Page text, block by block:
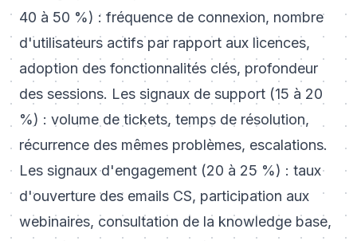
40 à 50 %) : fréquence de connexion, nombre
d'utilisateurs actifs par rapport aux licences,
adoption des fonctionnalités clés, profondeur
des sessions. Les signaux de support (15 à 20
%) : volume de tickets, temps de résolution,
récurrence des mêmes problèmes, escalations.
Les signaux d'engagement (20 à 25 %) : taux
d'ouverture des emails CS, participation aux
webinaires, consultation de la knowledge base,